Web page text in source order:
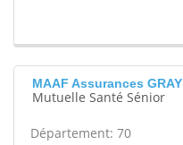
MAAF Assurances GRAY
Mutuelle Santé Sénior
Département: 70